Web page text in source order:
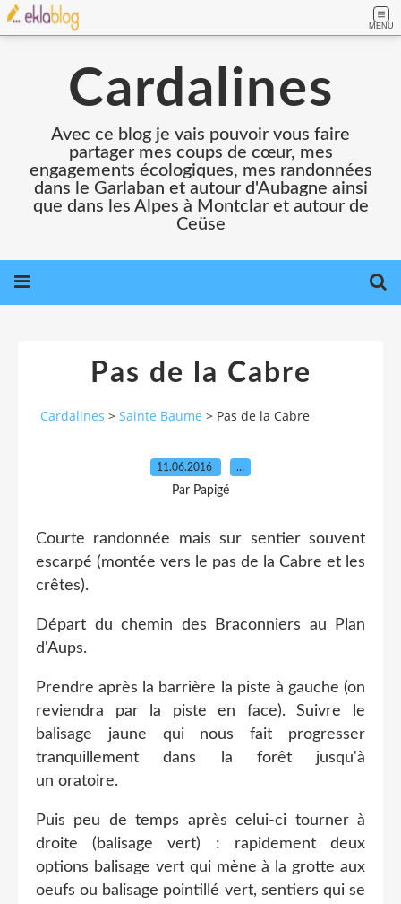
MENU
Cardalines
Avec ce blog je vais pouvoir vous faire
partager mes coups de cœur, mes
engagements écologiques, mes randonnées
dans le Garlaban et autour d'Aubagne ainsi
que dans les Alpes à Montclar et autour de
Ceüse
Pas de la Cabre
Cardalines > Sainte Baume > Pas de la Cabre
11.06.2016 …
Par Papigé
Courte randonnée mais sur sentier souvent
escarpé (montée vers le pas de la Cabre et les
crêtes).
Départ du chemin des Braconniers au Plan
d'Aups.
Prendre après la barrière la piste à gauche (on
reviendra par la piste en face). Suivre le
balisage jaune qui nous fait progresser
tranquillement dans la forêt jusqu'à
un oratoire.
Puis peu de temps après celui-ci tourner à
droite (balisage vert) : rapidement deux
options balisage vert qui mène à la grotte aux
oeufs ou balisage pointillé vert, sentiers qui se